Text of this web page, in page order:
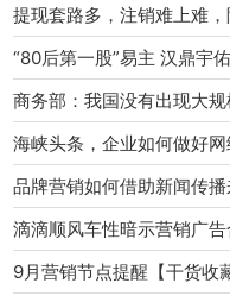
提现套路多，注销难上难，
“80后第一股”易主 汉鼎宇
商务部：我国没有出现大
海峡头条，企业如何做好网
品牌营销如何借助新闻传播
滴滴顺风车性暗示营销广
9月营销节点提醒【干货收